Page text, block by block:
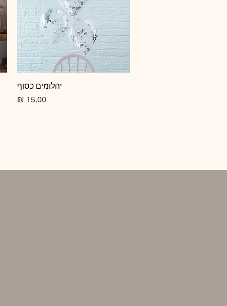
תצוגה מהירהיהלומים כסוף
מחיר‏15.00 ‏₪